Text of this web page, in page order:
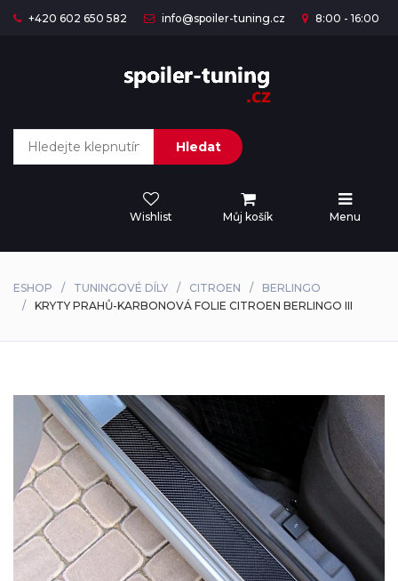
+420 602 650 582 info@spoiler-tuning.cz 8:00 - 16:00
Hledat
Wishlist Můj košík Menu
ESHOP TUNINGOVÉ DÍLY CITROEN
BERLINGO
KRYTY PRAHŮ-KARBONOVÁ FOLIE CITROEN BERLINGO III